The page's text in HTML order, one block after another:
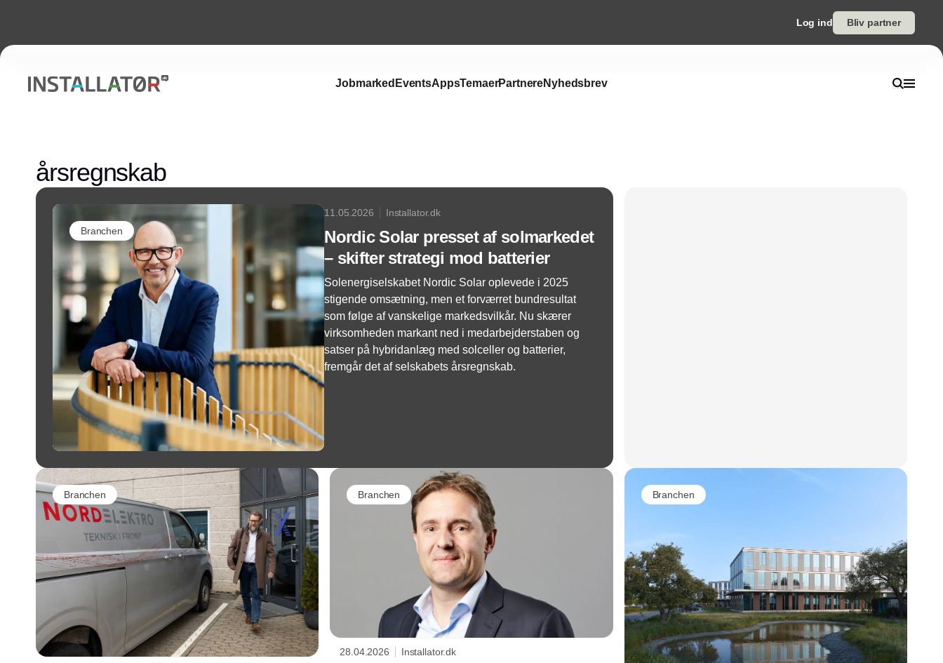
Log ind Bliv partner
Jobmarked EventsAppsTemaerPartnereNyhedsbrev
årsregnskab
Branchen
11.05.2026 Installator.dk
Nordic Solar presset af solmarkedet
– skifter strategi mod batterier
Solenergiselskabet Nordic Solar oplevede i 2025
stigende omsætning, men et forværret bundresultat
som følge af vanskelige markedsvilkår. Nu skærer
virksomheden markant ned i medarbejderstaben og
satser på hybridanlæg med solceller og batterier,
fremgår det af selskabets årsregnskab.
Branchen Branchen
28.04.2026 Installator.dk
Branchen